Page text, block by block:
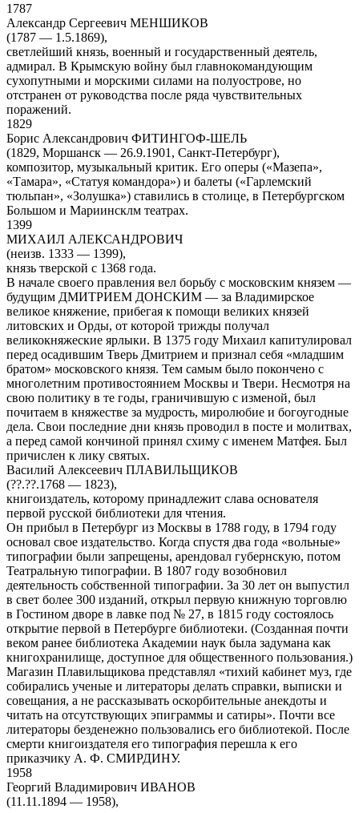
1787
Александр Сергеевич МЕНШИКОВ
(1787 — 1.5.1869),
светлейший князь, военный и государственный деятель,
адмирал. В Крымскую войну был главнокомандующим
сухопутными и морскими силами на полуострове, но
отстранен от руководства после ряда чувствительных
поражений.
1829
Борис Александрович ФИТИНГОФ-ШЕЛЬ
(1829, Моршанск — 26.9.1901, Санкт-Петербург),
композитор, музыкальный критик. Его оперы («Мазепа»,
«Тамара», «Статуя командора») и балеты («Гарлемский
тюльпан», «Золушка») ставились в столице, в Петербургском
Большом и Мариинсклм театрах.
1399
МИХАИЛ АЛЕКСАНДРОВИЧ
(неизв. 1333 — 1399),
князь тверской с 1368 года.
В начале своего правления вел борьбу с московским князем —
будущим ДМИТРИЕМ ДОНСКИМ — за Владимирское
великое княжение, прибегая к помощи великих князей
литовских и Орды, от которой трижды получал
великокняжеские ярлыки. В 1375 году Михаил капитулировал
перед осадившим Тверь Дмитрием и признал себя «младшим
братом» московского князя. Тем самым было покончено с
многолетним противостоянием Москвы и Твери. Несмотря на
свою политику в те годы, граничившую с изменой, был
почитаем в княжестве за мудрость, миролюбие и богоугодные
дела. Свои последние дни князь проводил в посте и молитвах,
а перед самой кончиной принял схиму с именем Матфея. Был
причислен к лику святых.
Василий Алексеевич ПЛАВИЛЬЩИКОВ
(??.??.1768 — 1823),
книгоиздатель, которому принадлежит слава основателя
первой русской библиотеки для чтения.
Он прибыл в Петербург из Москвы в 1788 году, в 1794 году
основал свое издательство. Когда спустя два года «вольные»
типографии были запрещены, арендовал губернскую, потом
Театральную типографии. В 1807 году возобновил
деятельность собственной типографии. За 30 лет он выпустил
в свет более 300 изданий, открыл первую книжную торговлю
в Гостином дворе в лавке под № 27, в 1815 году состоялось
открытие первой в Петербурге библиотеки. (Созданная почти
веком ранее библиотека Академии наук была задумана как
книгохранилище, доступное для общественного пользования.)
Магазин Плавильщикова представлял «тихий кабинет муз, где
собирались ученые и литераторы делать справки, выписки и
совещания, а не рассказывать оскорбительные анекдоты и
читать на отсутствующих эпиграммы и сатиры». Почти все
литераторы безденежно пользовались его библиотекой. После
смерти книгоиздателя его типография перешла к его
приказчику А. Ф. СМИРДИНУ.
1958
Георгий Владимирович ИВАНОВ
(11.11.1894 — 1958),